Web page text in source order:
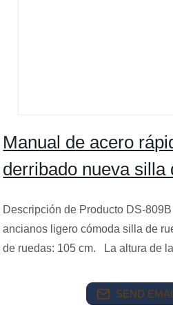
Manual de acero
derribado nueva silla
Descripción de Producto DS-
ancianos ligero cómoda silla de
de ruedas: 105 cm. La altura de
SEND